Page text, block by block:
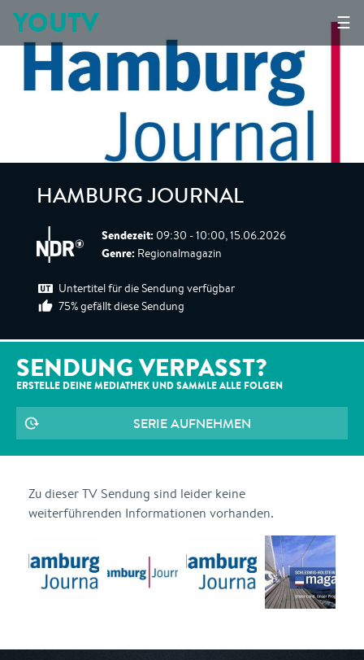
☰
YOUTV
HAMBURG JOURNAL
Sendezeit: 09:30 - 10:00, 15.06.2026
Genre: Regionalmagazin
Untertitel für die Sendung verfügbar
75% gefällt diese Sendung
SENDUNG VERPASST?
ERSTELLE DEINE MEDIATHEK UND SAMMLE ALLE FOLGEN
SERIE AUFNEHMEN
Zu dieser TV Sendung sind leider keine
weiterführenden Informationen vorhanden.